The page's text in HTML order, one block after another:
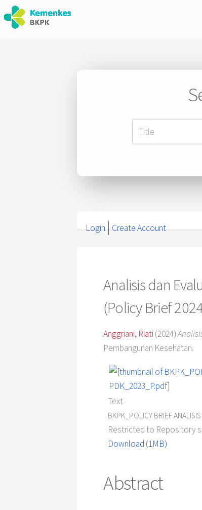
Login Create Account
Analisis dan
(Policy Brief
Anggriani, Riati (2024)
Pembangunan Kesehatan.
Text
BKPK_POLICY BRIEF
Restricted to Repository
Download (1MB)
Abstract